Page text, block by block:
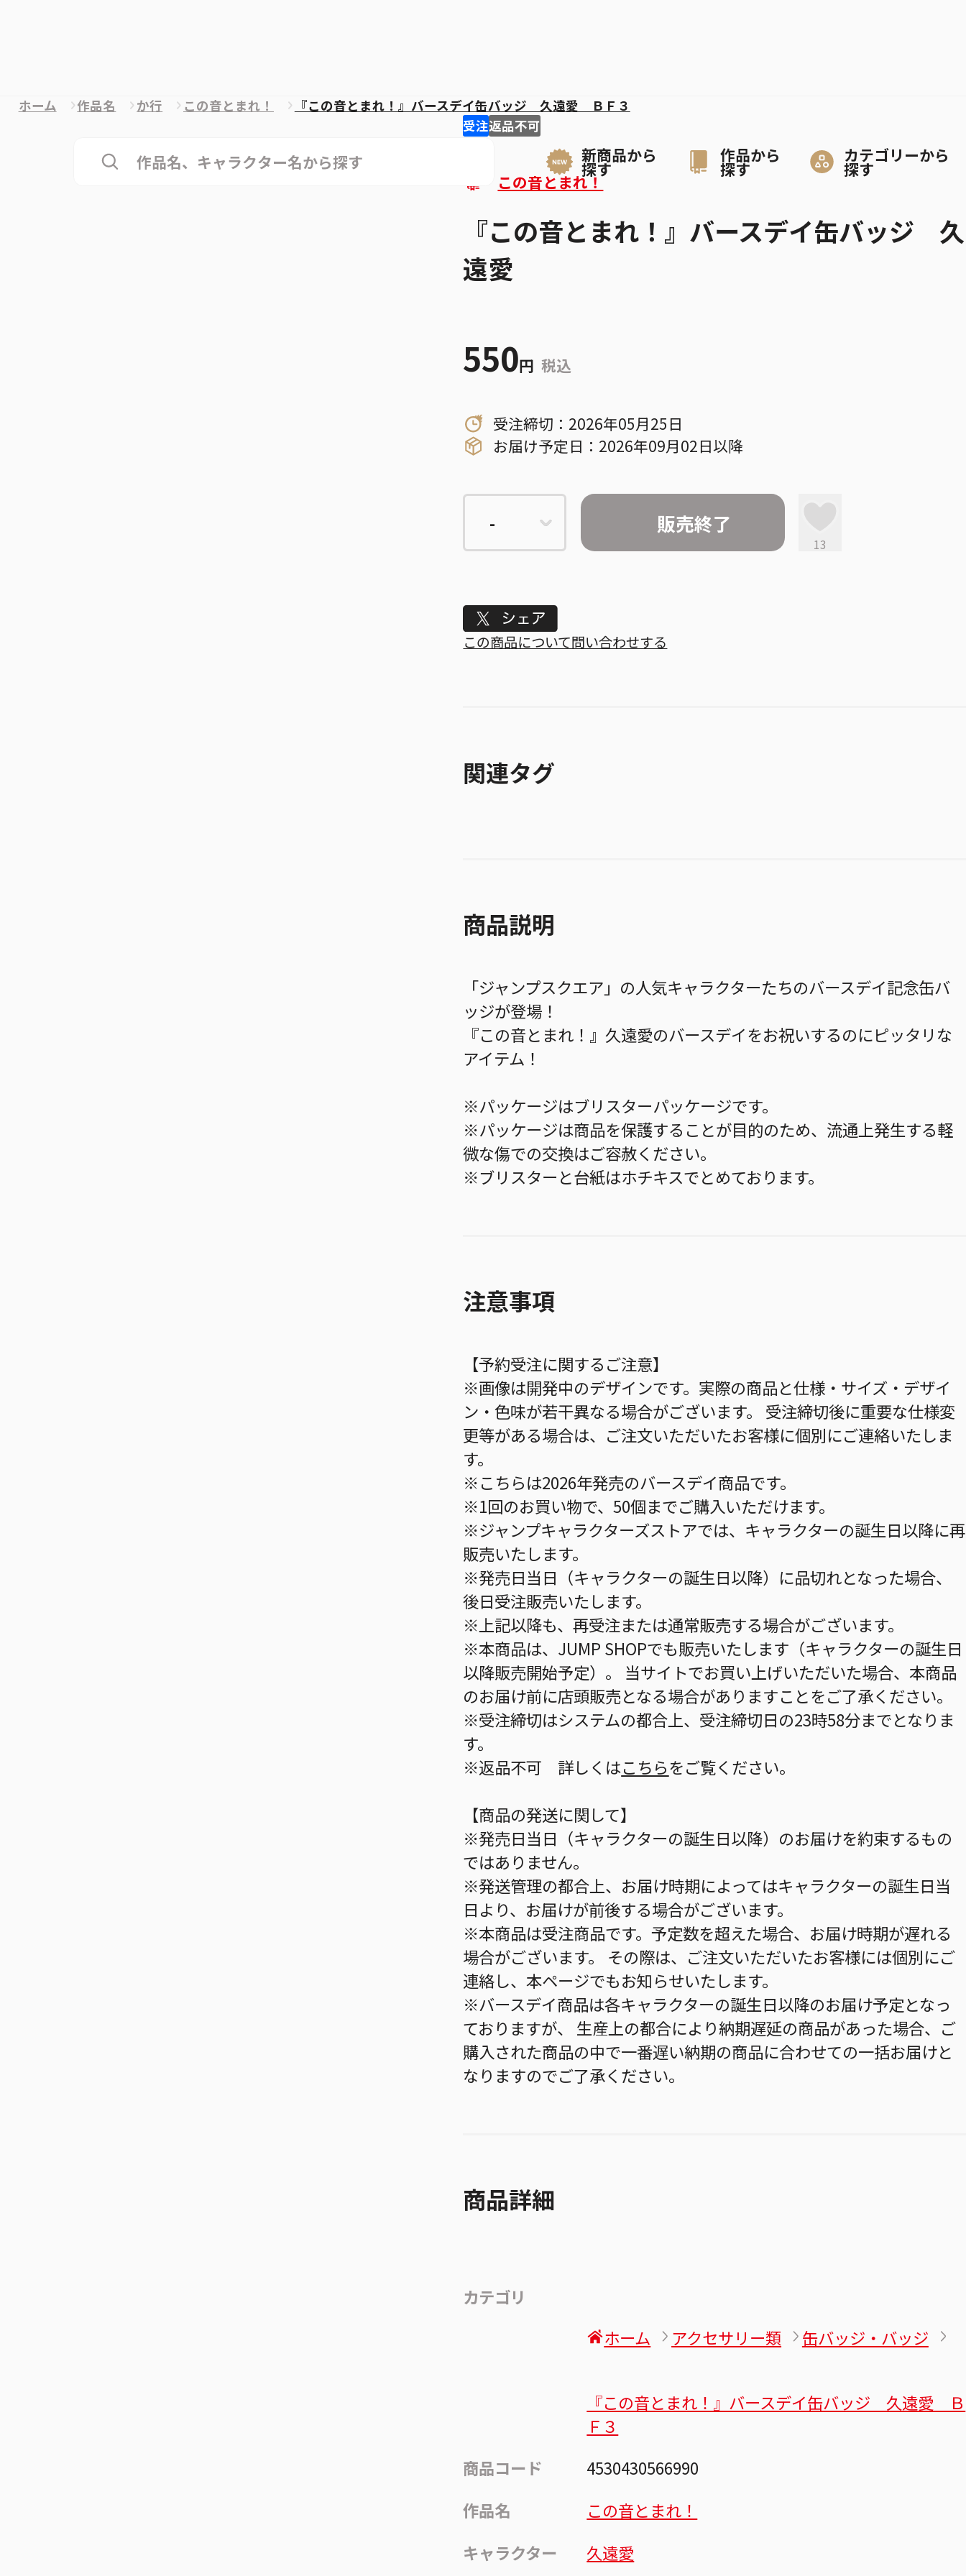
新商品から
探す
作品から
探す
カテゴリーから
探す
ホーム 作品名 か行 この音とまれ！ 『この音とまれ！』バースデイ缶バッジ 久遠愛 ＢＦ３
受注返品不可
この音とまれ！
『この音とまれ！』バースデイ缶バッジ 久
遠愛
550円 税込
受注締切：2026年05月25日
お届け予定日：2026年09月02日以降
販売終了
13
Tweet
この商品について問い合わせする
関連タグ
商品説明
「ジャンプスクエア」の人気キャラクターたちのバースデイ記念缶バ
ッジが登場！
『この音とまれ！』久遠愛のバースデイをお祝いするのにピッタリな
アイテム！
※パッケージはブリスターパッケージです。
※パッケージは商品を保護することが目的のため、流通上発生する軽
微な傷での交換はご容赦ください。
※ブリスターと台紙はホチキスでとめております。
注意事項
【予約受注に関するご注意】
※画像は開発中のデザインです。実際の商品と仕様・サイズ・デザイ
ン・色味が若干異なる場合がございます。 受注締切後に重要な仕様変
更等がある場合は、ご注文いただいたお客様に個別にご連絡いたしま
す。
※こちらは2026年発売のバースデイ商品です。
※1回のお買い物で、50個までご購入いただけます。
※ジャンプキャラクターズストアでは、キャラクターの誕生日以降に再
販売いたします。
※発売日当日（キャラクターの誕生日以降）に品切れとなった場合、
後日受注販売いたします。
※上記以降も、再受注または通常販売する場合がございます。
※本商品は、JUMP SHOPでも販売いたします（キャラクターの誕生日
以降販売開始予定）。 当サイトでお買い上げいただいた場合、本商品
のお届け前に店頭販売となる場合がありますことをご了承ください。
※受注締切はシステムの都合上、受注締切日の23時58分までとなりま
す。
※返品不可 詳しくはこちらをご覧ください。
【商品の発送に関して】
※発売日当日（キャラクターの誕生日以降）のお届けを約束するもの
ではありません。
※発送管理の都合上、お届け時期によってはキャラクターの誕生日当
日より、お届けが前後する場合がございます。
※本商品は受注商品です。予定数を超えた場合、お届け時期が遅れる
場合がございます。 その際は、ご注文いただいたお客様には個別にご
連絡し、本ページでもお知らせいたします。
※バースデイ商品は各キャラクターの誕生日以降のお届け予定となっ
ておりますが、 生産上の都合により納期遅延の商品があった場合、ご
購入された商品の中で一番遅い納期の商品に合わせての一括お届けと
なりますのでご了承ください。
商品詳細
カテゴリ
ホーム
アクセサリー類 缶バッジ・バッジ
『この音とまれ！』バースデイ缶バッジ 久遠愛 Ｂ
Ｆ３
商品コード
4530430566990
作品名
この音とまれ！
キャラクター
久遠愛